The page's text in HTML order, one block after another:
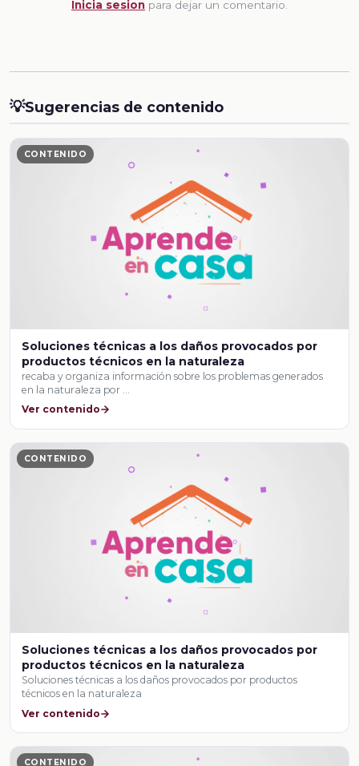
Inicia sesion para dejar un comentario.
💡Sugerencias de contenido
CONTENIDO
Soluciones técnicas a los daños provocados por
productos técnicos en la naturaleza
recaba y organiza información sobre los problemas generados
en la naturaleza por …
Ver contenido
CONTENIDO
Soluciones técnicas a los daños provocados por
productos técnicos en la naturaleza
Soluciones técnicas a los daños provocados por productos
técnicos en la naturaleza
Ver contenido
CONTENIDO